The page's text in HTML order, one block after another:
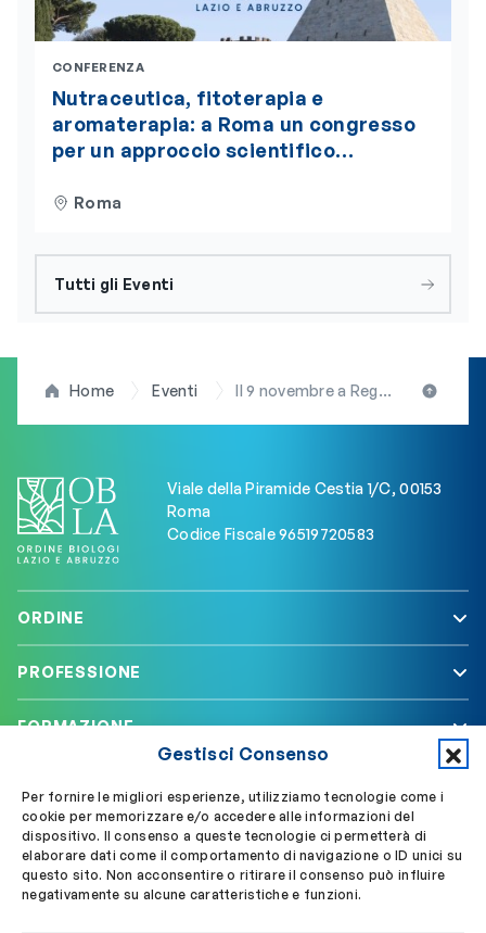
Gestisci Consenso
Per fornire le migliori esperienze, utilizziamo tecnologie come i
cookie per memorizzare e/o accedere alle informazioni del
dispositivo. Il consenso a queste tecnologie ci permetterà di
elaborare dati come il comportamento di navigazione o ID unici su
questo sito. Non acconsentire o ritirare il consenso può influire
negativamente su alcune caratteristiche e funzioni.
CONFERENZA
Nutraceutica, fitoterapia e
aromaterapia: a Roma un congresso
per un approccio scientifico
Roma
Tutti gli Eventi
Home Eventi Il 9 novembre a Reggio Calabria il convegno “Verso il futuro dell’alimentazione”. Presente la presidente Arduini (OBLA)
Viale della Piramide Cestia 1/C, 00153
Roma
Codice Fiscale 96519720583
ORDINE
PROFESSIONE
FORMAZIONE
Segui OBLA su Accedi a My OBLA